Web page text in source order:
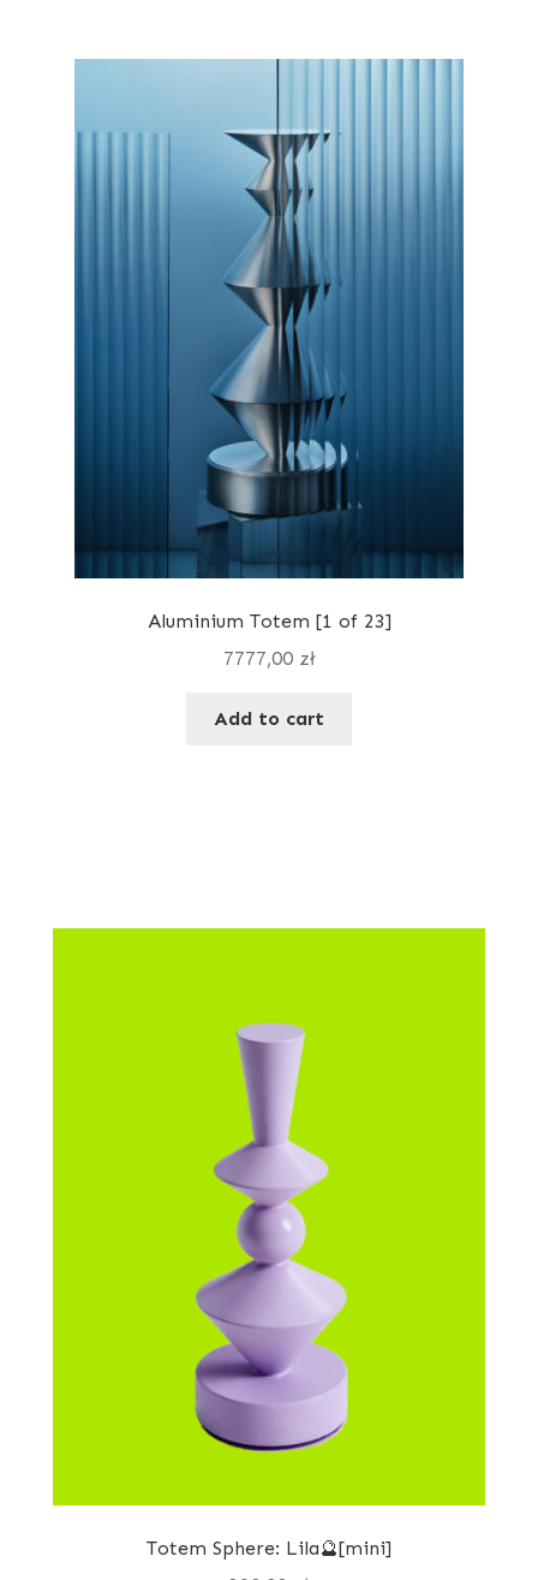
Aluminium Totem [1 of 23]
7777,00 zł
Add to cart
Totem Sphere: Lila🔮[mini]